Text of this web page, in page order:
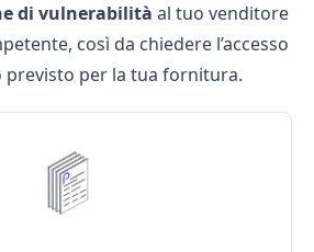
di vulnerabilità al tuo venditore
così da chiedere l’accesso
previsto per la tua fornitura.